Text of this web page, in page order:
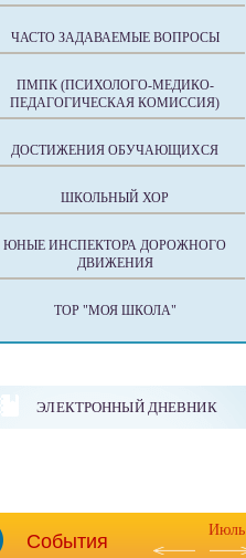
ЧАСТО ЗАДАВАЕМЫЕ ВОПРОСЫ
ПМПК (ПСИХОЛОГО-МЕДИКО-
ПЕДАГОГИЧЕСКАЯ КОМИССИЯ)
ДОСТИЖЕНИЯ ОБУЧАЮЩИХСЯ
ШКОЛЬНЫЙ ХОР
ЮНЫЕ ИНСПЕКТОРА ДОРОЖНОГО
ДВИЖЕНИЯ
ТОР "МОЯ ШКОЛА"
ЭЛЕКТРОННЫЙ ДНЕВНИК
События
Июль